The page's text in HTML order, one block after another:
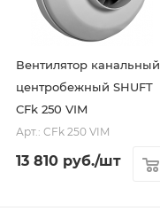
Вентилятор канальный
центробежный SHUFT
CFk 250 VIM
Арт.: CFk 250 VIM
13 810 руб./шт